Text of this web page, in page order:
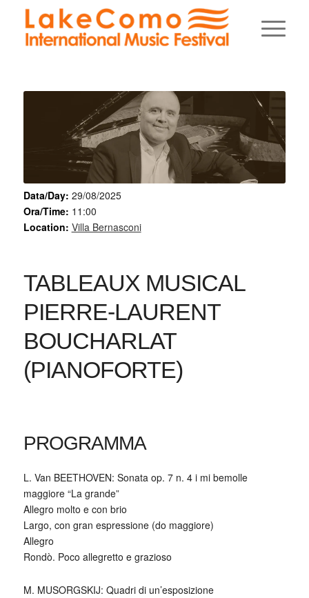
Data/Day: 29/08/2025
Ora/Time: 11:00
Location: Villa Bernasconi
TABLEAUX MUSICAL
PIERRE-LAURENT
BOUCHARLAT
(PIANOFORTE)
PROGRAMMA
L. Van BEETHOVEN: Sonata op. 7 n. 4 i mi bemolle
maggiore “La grande”
Allegro molto e con brio
Largo, con gran espressione (do maggiore)
Allegro
Rondò. Poco allegretto e grazioso
M. MUSORGSKIJ: Quadri di un’esposizione